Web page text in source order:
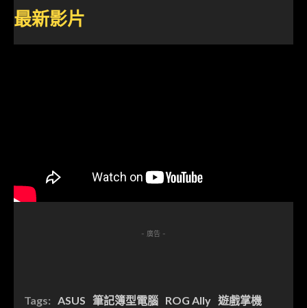
最新影片
- 廣告 -
Tags: ASUS 筆記簿型電腦 ROG Ally 遊戲掌機